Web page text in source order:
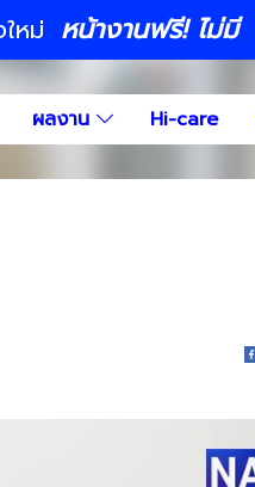
หม่ หน้างานฟรี! ไม่มี
ผลงาน Hi-care